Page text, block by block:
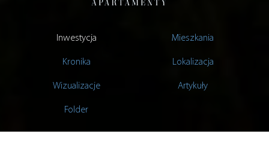
Inwestycja Mieszkania
Kronika Lokalizacja
Wizualizacje Artykuły
Folder